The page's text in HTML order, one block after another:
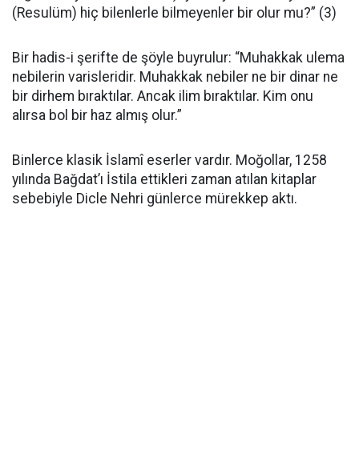
(Resulüm) hiç bilenlerle bilmeyenler bir olur mu?” (3)
Bir hadis-i şerifte de şöyle buyrulur: “Muhakkak ulema
nebilerin varisleridir. Muhakkak nebiler ne bir dinar ne
bir dirhem bıraktılar. Ancak ilim bıraktılar. Kim onu
alırsa bol bir haz almış olur.”
Binlerce klasik İslamî eserler vardır. Moğollar, 1258
yılında Bağdat’ı İstila ettikleri zaman atılan kitaplar
sebebiyle Dicle Nehri günlerce mürekkep aktı.